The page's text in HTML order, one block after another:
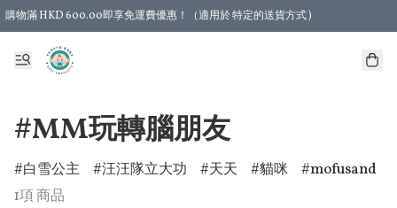
購物滿 HKD 600.00即享免運費優惠！（適用於 特定的送貨方式 )
#MM玩轉腦朋友
白雪公主 汪汪隊立大功 天天 貓咪
mofusand
1項 商品